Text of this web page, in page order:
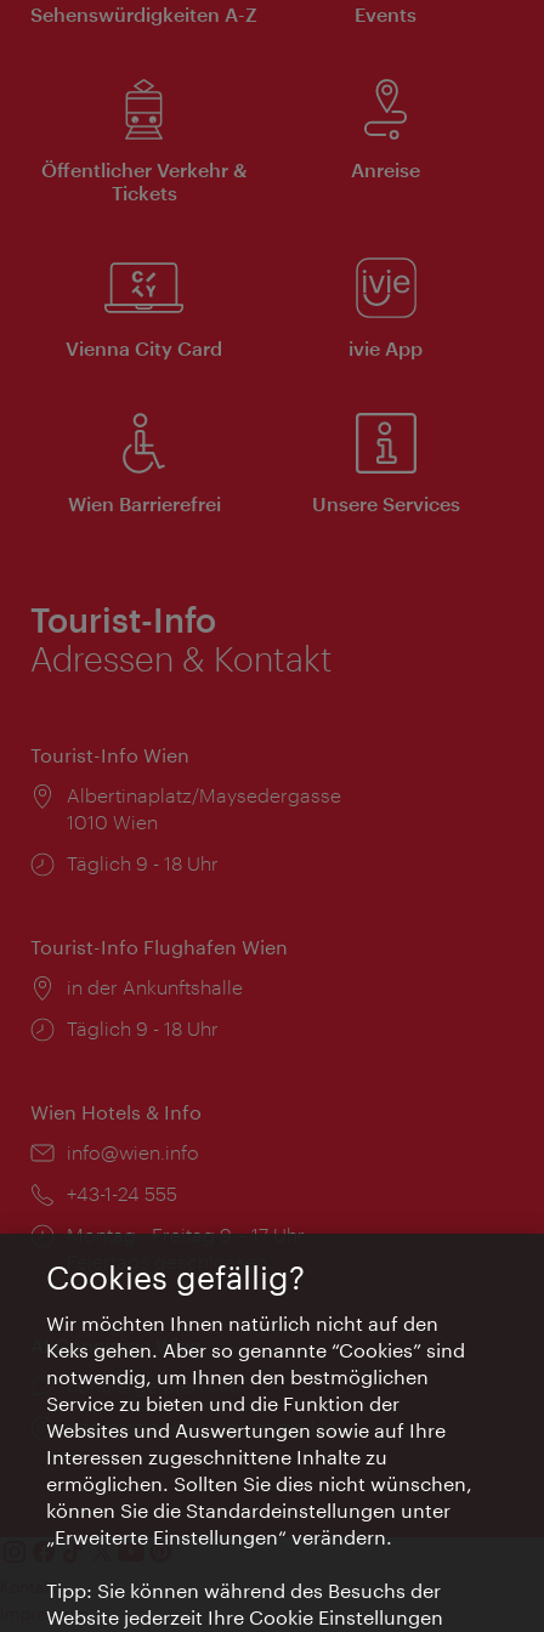
Sehenswürdigkeiten A-Z Events
Öffentlicher Verkehr &
Tickets
Anreise
Vienna City Card ivie App
Wien Barrierefrei Unsere Services
Tourist-Info
Adressen & Kontakt
Tourist-Info Wien
Ort:
Albertinaplatz/Maysedergasse
1010 Wien
Öffnungszeiten:
Täglich 9 - 18 Uhr
Tourist-Info Flughafen Wien
Ort:
in der Ankunftshalle
Öffnungszeiten:
Täglich 9 - 18 Uhr
Wien Hotels & Info
Email:
info@wien.info
Telefon:
+43-1-24 555
Öffnungszeiten:
Montag - Freitag 9 – 17 Uhr
Feiertags geschlossen
AI Concierge Wien
Ort:
concierge.wien.info
Öffnungszeiten:
Informationen rund um die Uhr
Kontakt
Impressum
Cookies gefällig?
Wir möchten Ihnen natürlich nicht auf den
Keks gehen. Aber so genannte “Cookies” sind
notwendig, um Ihnen den bestmöglichen
Service zu bieten und die Funktion der
Websites und Auswertungen sowie auf Ihre
Interessen zugeschnittene Inhalte zu
ermöglichen. Sollten Sie dies nicht wünschen,
können Sie die Standardeinstellungen unter
„Erweiterte Einstellungen“ verändern.
Tipp: Sie können während des Besuchs der
Website jederzeit Ihre Cookie Einstellungen